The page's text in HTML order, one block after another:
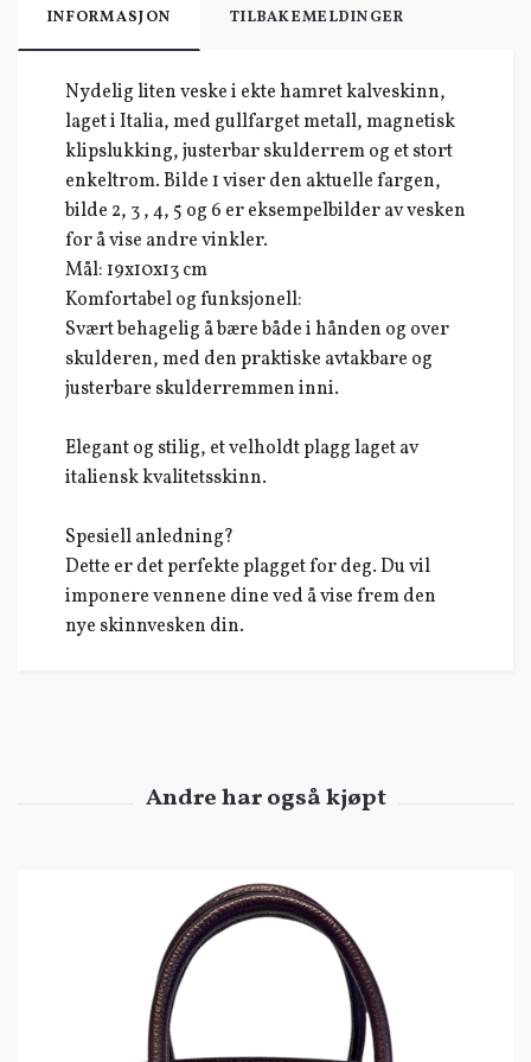
INFORMASJON TILBAKEMELDINGER
Nydelig liten veske i ekte hamret kalveskinn,
laget i Italia, med gullfarget metall, magnetisk
klipslukking, justerbar skulderrem og et stort
enkeltrom. Bilde 1 viser den aktuelle fargen,
bilde 2, 3 , 4, 5 og 6 er eksempelbilder av vesken
for å vise andre vinkler.
Mål: 19x10x13 cm
Komfortabel og funksjonell:
Svært behagelig å bære både i hånden og over
skulderen, med den praktiske avtakbare og
justerbare skulderremmen inni.
Elegant og stilig, et velholdt plagg laget av
italiensk kvalitetsskinn.
Spesiell anledning?
Dette er det perfekte plagget for deg. Du vil
imponere vennene dine ved å vise frem den
nye skinnvesken din.